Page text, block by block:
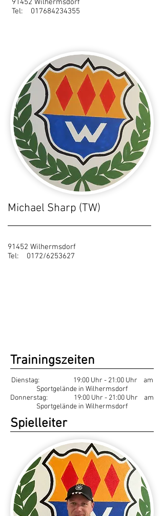
91452 Wilhermsdorf
Tel: 017684234355
Michael Sharp (TW)
91452 Wilhermsdorf
Tel: 0172/6253627
Trainingszeiten
Dienstag: 19:00 Uhr - 21:00 Uhr am
Sportgelände in Wilhermsdorf
Donnerstag: 19:00 Uhr - 21:00 Uhr am
Sportgelände in Wilhermsdorf
Spielleiter